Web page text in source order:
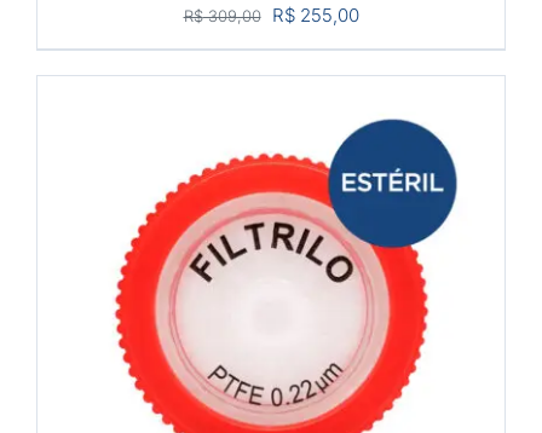
R$309,00
O
preço
original
R$ 309,00.
R$255,00O
preço
atual
R$ 255,00.
COMPRAR